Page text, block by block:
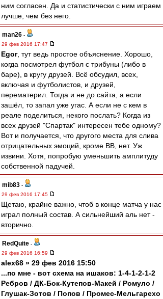
ним согласен. Да и статистически с ним играем
лучше, чем без него.
man26 -
29 фев 2016 17:47
Egor, тут ведь простое объяснение. Хорошо,
когда посмотрел футбол с трибуны (либо в
баре), в кругу друзей. Всё обсудил, всех,
включая и футболистов, и друзей,
перематерил. Тогда и не до сайта, а если
зашёл, то запал уже угас. А если не с кем в
реале поделиться, некого послать? Когда из
всех друзей "Спартак" интересен тебе одному?
Вот и получается, что другого места для слива
отрицательных эмоций, кроме ВВ, нет. Уж
извини. Хотя, попробую уменьшить амплитуду
собственной падучей.
mib83 -
29 фев 2016 17:45
Щетаю, крайне важно, чтоб в конце матча у нас
играл полный состав. А сильнейший аль нет -
вторично.
RedQuite -
29 фев 2016 16:59
alex68 » 29 фев 2016 15:50
...по мне - вот схема на ишаков: 1-4-1-2-1-2
Ребров / ДК-Бок-Кутепов-Макей / Ромуло /
Глушак-Зотов / Попов / Промес-Мельгарехо